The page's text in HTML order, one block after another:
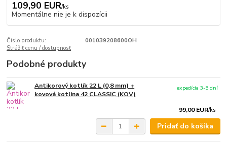
109,90 EUR/ks
Momentálne nie je k dispozícii
Číslo produktu:
001039208600OH
Strážiť cenu / dostupnosť
Podobné produkty
Antikorový kotlík 22 L (0,8 mm) +
kovová kotlina 42 CLASSIC (KOV)
99,00 EUR/ks
expedícia 3-5 dní
Pridať do košíka